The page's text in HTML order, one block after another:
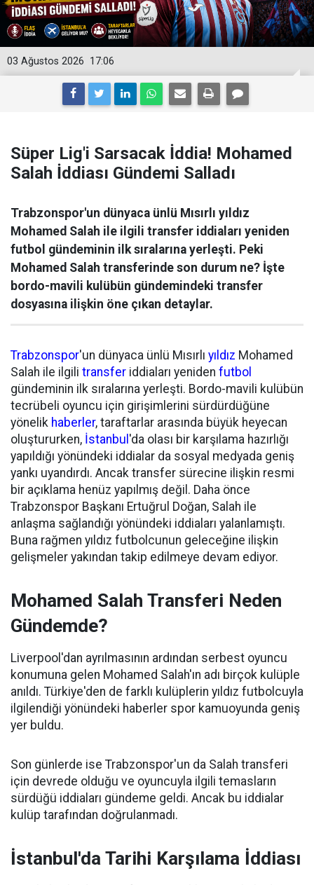
17:06
03 Ağustos 2026
Süper Lig'i Sarsacak İddia! Mohamed
Salah İddiası Gündemi Salladı
Trabzonspor'un dünyaca ünlü Mısırlı yıldız
Mohamed Salah ile ilgili transfer iddiaları yeniden
futbol gündeminin ilk sıralarına yerleşti. Peki
Mohamed Salah transferinde son durum ne? İşte
bordo-mavili kulübün gündemindeki transfer
dosyasına ilişkin öne çıkan detaylar.
Trabzonspor'un dünyaca ünlü Mısırlı yıldız Mohamed
Salah ile ilgili transfer iddiaları yeniden futbol
gündeminin ilk sıralarına yerleşti. Bordo-mavili kulübün
tecrübeli oyuncu için girişimlerini sürdürdüğüne
yönelik haberler, taraftarlar arasında büyük heyecan
oluştururken, İstanbul 'da olası bir karşılama hazırlığı
yapıldığı yönündeki iddialar da sosyal medyada geniş
yankı uyandırdı. Ancak transfer sürecine ilişkin resmi
bir açıklama henüz yapılmış değil. Daha önce
Trabzonspor Başkanı Ertuğrul Doğan, Salah ile
anlaşma sağlandığı yönündeki iddiaları yalanlamıştı.
Buna rağmen yıldız futbolcunun geleceğine ilişkin
gelişmeler yakından takip edilmeye devam ediyor.
Mohamed Salah Transferi Neden
Gündemde?
Liverpool'dan ayrılmasının ardından serbest oyuncu
konumuna gelen Mohamed Salah'ın adı birçok kulüple
anıldı. Türkiye'den de farklı kulüplerin yıldız futbolcuyla
ilgilendiği yönündeki haberler spor kamuoyunda geniş
yer buldu.
Son günlerde ise Trabzonspor'un da Salah transferi
için devrede olduğu ve oyuncuyla ilgili temasların
sürdüğü iddiaları gündeme geldi. Ancak bu iddialar
kulüp tarafından doğrulanmadı.
İstanbul'da Tarihi Karşılama İddiası